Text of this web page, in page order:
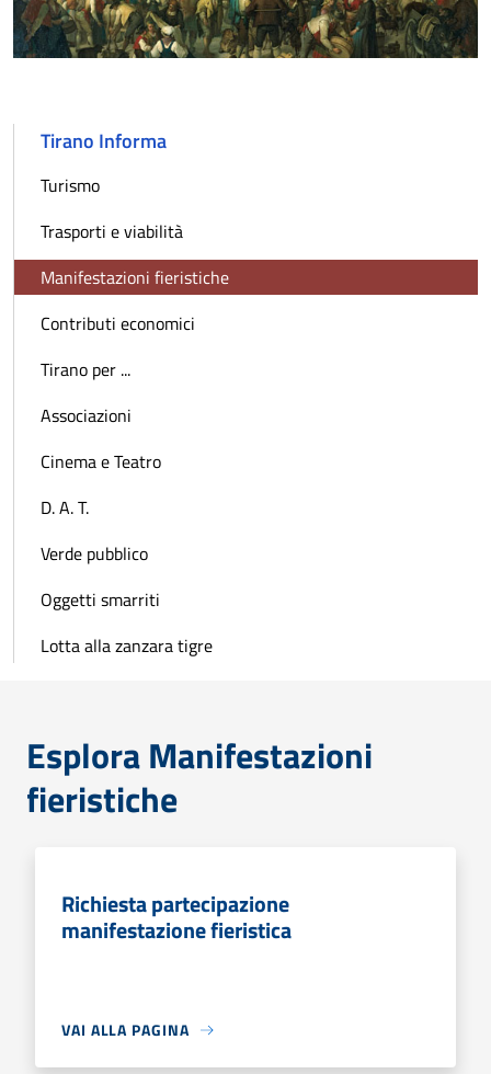
Tirano Informa
Turismo
Trasporti e viabilità
Manifestazioni fieristiche
Contributi economici
Tirano per ...
Associazioni
Cinema e Teatro
D. A. T.
Verde pubblico
Oggetti smarriti
Lotta alla zanzara tigre
Esplora Manifestazioni
fieristiche
Richiesta partecipazione
manifestazione fieristica
VAI ALLA PAGINA